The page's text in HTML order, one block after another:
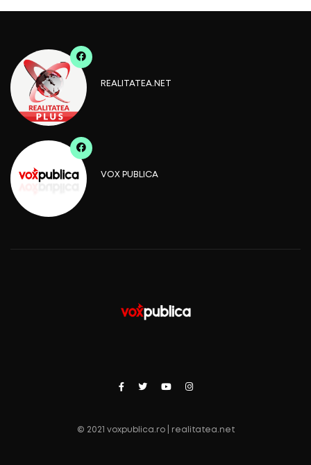
REALITATEA.NET
VOX PUBLICA
© 2021 voxpublica.ro | realitatea.net